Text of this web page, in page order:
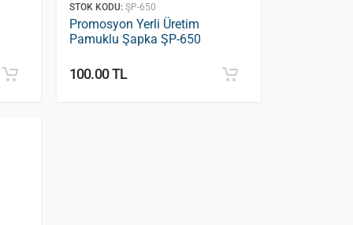
STOK KODU:ŞP-650
Promosyon Yerli Üretim
Pamuklu Şapka ŞP-650
100.00 TL